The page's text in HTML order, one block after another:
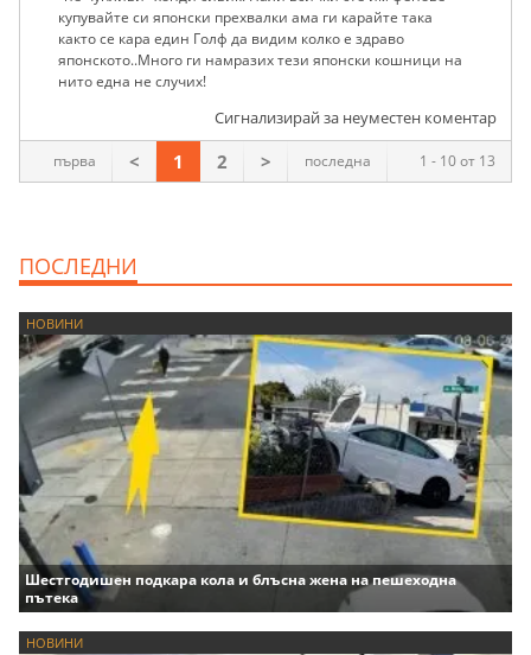
купувайте си японски прехвалки ама ги карайте така
както се кара един Голф да видим колко е здраво
японското..Много ги намразих тези японски кошници на
нито една не случих!
Сигнализирай за неуместен коментар
1 - 10 от 13
първа < 1 2 > последна
ПОСЛЕДНИ
НОВИНИ
Шестгодишен подкара кола и блъсна жена на пешеходна
пътека
НОВИНИ